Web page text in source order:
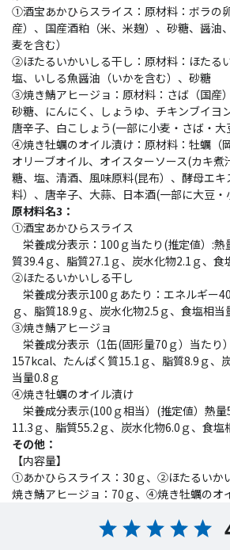
①酒宝あかひらスライス：原材料：ボラの
産）、国産酒粕（米、米麹）、砂糖、醤油
麦を含む）
②ほたるいかいしる干し：原材料：ほたる
塩、いしる魚醤油（いかを含む）、砂糖
③焼き鯖アヒージョ：原材料：さば（国産
砂糖、にんにく、しょうゆ、チキンブイヨ
唐辛子、白こしょう(一部に小麦・さば・大
④焼き牡蠣のオイル漬け：原材料：牡蠣（
オリーブオイル、オイスターソース(カキ煮
糖、塩、清酒、風味原料(昆布）、酵母エキ
料）、唐辛子、大蒜、日本酒(一部に大豆・
原材料名3：
①酒宝あかひらスライス
栄養成分表示：100ｇ当たり(推定値）:熱
質39.4ｇ、脂質27.1ｇ、炭水化物2.1ｇ、
②ほたるいかいしる干し
栄養成分表示100ｇあたり：エネルギー
ｇ、脂質18.9ｇ、炭水化物2.5ｇ、食塩相
③焼き鯖アヒージョ
栄養成分表示（1缶(固形量70ｇ）当たり
157kcal、たんぱく質15.1ｇ、脂質8.9ｇ、
当量0.8ｇ
④焼き牡蠣のオイル漬け
栄養成分表示(100ｇ相当）(推定値）熱
11.3ｇ、脂質55.2ｇ、炭水化物6.0ｇ、食塩
その他：
【内容量】
①あかひらスライス：30ｇ、②ほたるいか
焼き鯖アヒージョ：70ｇ、④焼き牡蠣のオ